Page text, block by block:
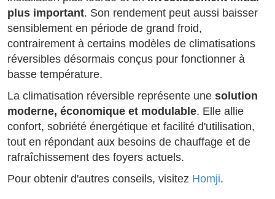
plus important. Son rendement peut aussi baisser
sensiblement en période de grand froid,
contrairement à certains modèles de climatisations
réversibles désormais conçus pour fonctionner à
basse température.
La climatisation réversible représente une solution
moderne, économique et modulable. Elle allie
confort, sobriété énergétique et facilité d'utilisation,
tout en répondant aux besoins de chauffage et de
rafraîchissement des foyers actuels.
Pour obtenir d'autres conseils, visitez Homji.